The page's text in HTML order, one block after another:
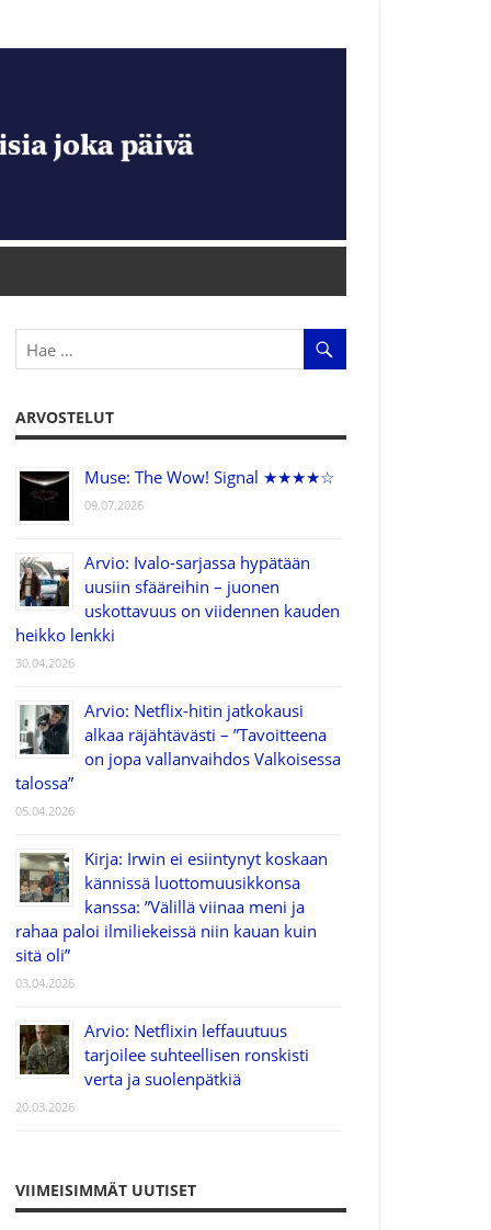
ARVOSTELUT
Muse: The Wow! Signal ★★★★☆
09.07.2026
Arvio: Ivalo-sarjassa hypätään
uusiin sfääreihin – juonen
uskottavuus on viidennen kauden
heikko lenkki
30.04.2026
Arvio: Netflix-hitin jatkokausi
alkaa räjähtävästi – ”Tavoitteena
on jopa vallanvaihdos Valkoisessa
talossa”
05.04.2026
Kirja: Irwin ei esiintynyt koskaan
kännissä luottomuusikkonsa
kanssa: ”Välillä viinaa meni ja
rahaa paloi ilmiliekeissä niin kauan kuin
sitä oli”
03.04.2026
Arvio: Netflixin leffauutuus
tarjoilee suhteellisen ronskisti
verta ja suolenpätkiä
20.03.2026
VIIMEISIMMÄT UUTISET